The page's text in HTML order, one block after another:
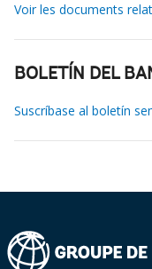
Voir les documents
BOLETÍN DEL
Suscríbase al boletín